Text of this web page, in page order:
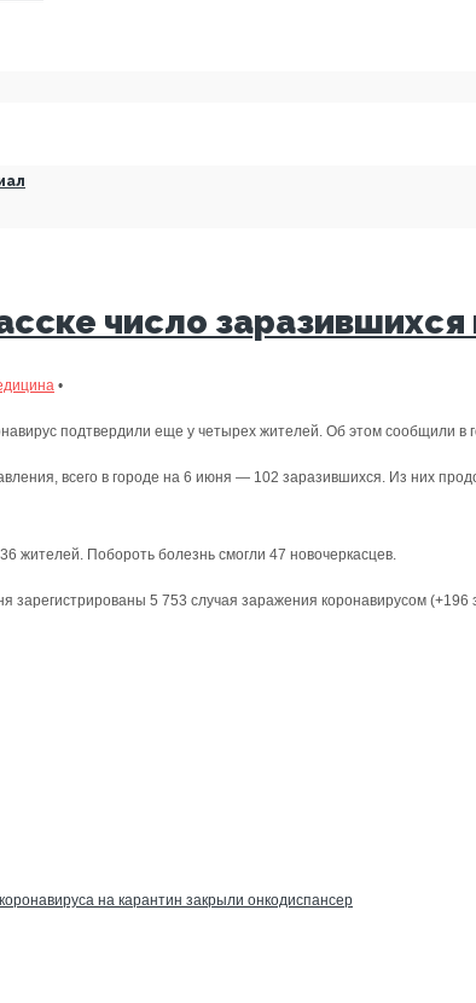
число
•
подтвердили еще у четырех жителей. Об этом сообщили в
всего в городе на 6 июня — 102 заразившихся. Из них
жителей. Побороть болезнь смогли 47 новочеркасцев.
зарегистрированы 5 753 случая заражения коронавирусом
на карантин закрыли онкодиспансер